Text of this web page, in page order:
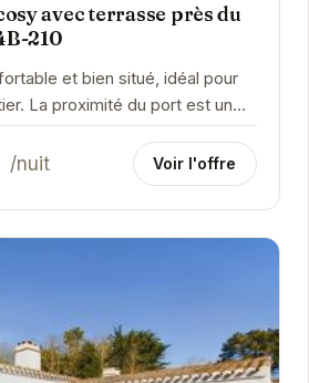
avec terrasse près du
210
et bien situé, idéal pour
La proximité du port est un
/nuit Voir l'offre